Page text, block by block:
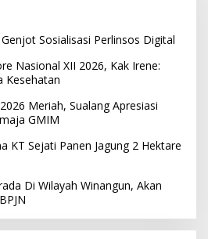
Sosialisasi Perlinsos Digital
Nasional XII 2026, Kak Irene:
Kesehatan
Meriah, Sualang Apresiasi
GMIM
KT Sejati Panen Jagung 2 Hektare
Di Wilayah Winangun, Akan